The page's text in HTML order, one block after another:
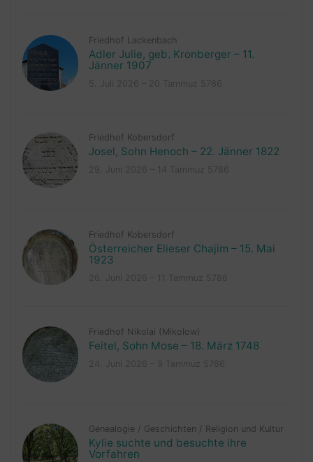
Friedhof Lackenbach
Adler Julie, geb. Kronberger – 11.
Jänner 1907
Friedhof Kobersdorf
Josel, Sohn Henoch – 22. Jänner 1822
Friedhof Kobersdorf
Österreicher Elieser Chajim – 15. Mai
1923
Friedhof Nikolai (Mikolow)
Feitel, Sohn Mose – 18. März 1748
Genealogie / Geschichten / Religion und Kultur
Kylie suchte und besuchte ihre
Vorfahren